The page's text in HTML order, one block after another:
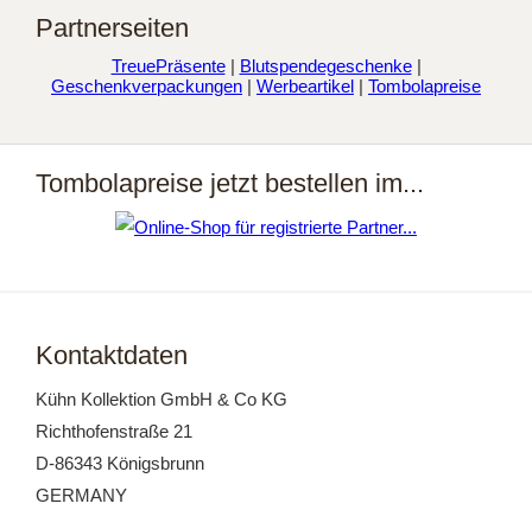
Partnerseiten
TreuePräsente| Blutspendegeschenke|
Geschenkverpackungen | Werbeartikel | Tombolapreise
Tombolapreise jetzt bestellen im...
Kontaktdaten
Kühn Kollektion GmbH & Co KG
Richthofenstraße 21
D-86343 Königsbrunn
GERMANY